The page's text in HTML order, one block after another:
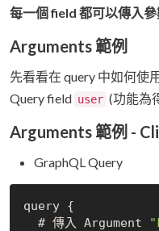
每一個 field 都可以傳入
Arguments 範例
先看看在 query 中如何使
Query field user (功能為
Arguments 範例 -
GraphQL Query
query {
  # 傳入 Argument